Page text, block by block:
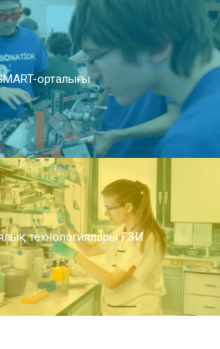
орталығы
технологиялары ҒЗИ